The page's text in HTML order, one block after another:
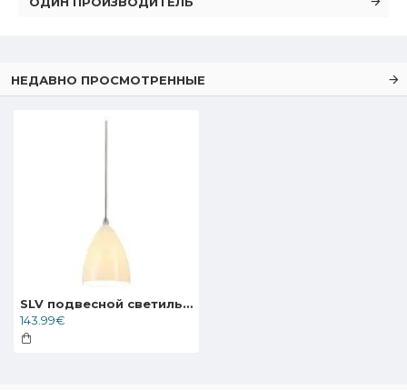
НЕДАВНО ПРОСМОТРЕННЫЕ
SLV подвесной светильник, монтируемый на 1-фазный трек, шинопровод 240V TONGA 4, 143594
143.99€